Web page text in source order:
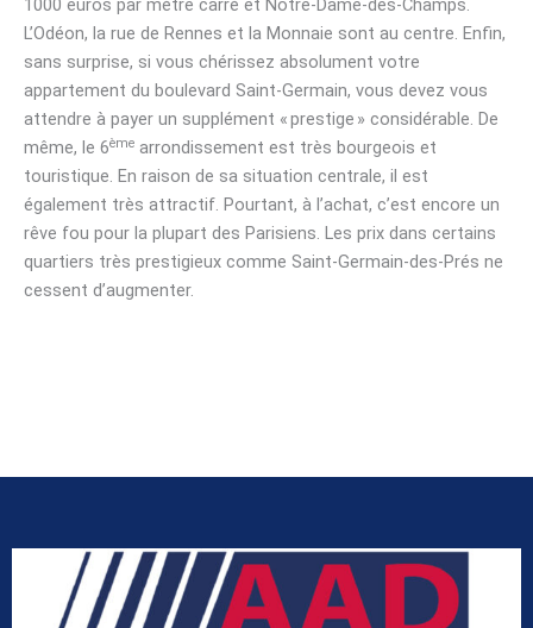
1000 euros par mètre carré et Notre-Dame-des-Champs.
L’Odéon, la rue de Rennes et la Monnaie sont au centre. Enfin,
sans surprise, si vous chérissez absolument votre
appartement du boulevard Saint-Germain, vous devez vous
attendre à payer un supplément « prestige » considérable. De
même, le 6ème arrondissement est très bourgeois et
touristique. En raison de sa situation centrale, il est
également très attractif. Pourtant, à l’achat, c’est encore un
rêve fou pour la plupart des Parisiens. Les prix dans certains
quartiers très prestigieux comme Saint-Germain-des-Prés ne
cessent d’augmenter.